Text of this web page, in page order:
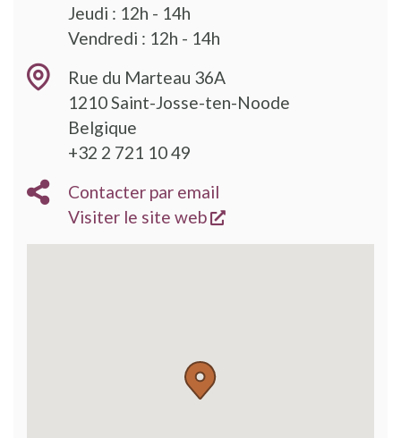
Jeudi : 12h - 14h
Vendredi : 12h - 14h
Rue du Marteau 36A
1210Saint-Josse-ten-Noode
Belgique
+32 2 721 10 49
Contacter par email
Visiter le site web
s'ouvre dans une